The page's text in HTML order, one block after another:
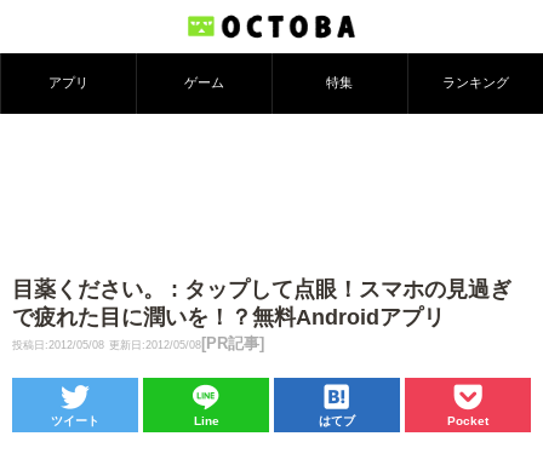
アプリ ゲーム 特集 ランキング
目薬ください。 : タップして点眼！スマホの見過ぎ
で疲れた目に潤いを！？無料Androidアプリ
投稿日:2012/05/08 更新日:2012/05/08 [PR記事]
ツイート Line はてブ Pocket